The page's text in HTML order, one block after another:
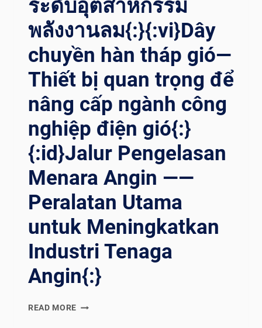
N{:}{:
ID}MEMBERDAYAKAN IN
NUFAKTUR, IN
NGELASAN WE
LDING RO
TATOR{:}
ระดับอุตสาหกรรม
พลังงานลม{:}{:vi}Dây
chuyền hàn tháp gió—
Thiết bị quan trọng để
nâng cấp ngành công
nghiệp điện gió{:}
{:id}Jalur Pengelasan
Menara Angin ——
Peralatan Utama
untuk Meningkatkan
Industri Tenaga
Angin{:}
READ MORE {:EN}WIND